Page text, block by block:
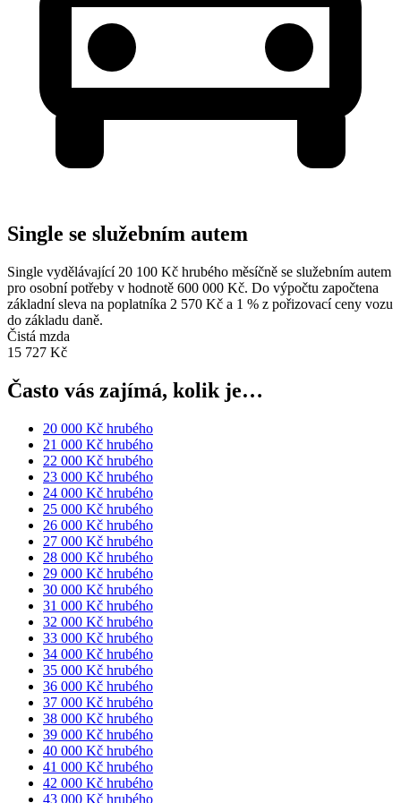
Single se služebním autem
Single vydělávající 20 100 Kč hrubého měsíčně se služebním autem
pro osobní potřeby v hodnotě 600 000 Kč. Do výpočtu započtena
základní sleva na poplatníka 2 570 Kč a 1 % z pořizovací ceny vozu
do základu daně.
Čistá mzda
15 727 Kč
Často vás zajímá, kolik je…
20 000 Kč hrubého
21 000 Kč hrubého
22 000 Kč hrubého
23 000 Kč hrubého
24 000 Kč hrubého
25 000 Kč hrubého
26 000 Kč hrubého
27 000 Kč hrubého
28 000 Kč hrubého
29 000 Kč hrubého
30 000 Kč hrubého
31 000 Kč hrubého
32 000 Kč hrubého
33 000 Kč hrubého
34 000 Kč hrubého
35 000 Kč hrubého
36 000 Kč hrubého
37 000 Kč hrubého
38 000 Kč hrubého
39 000 Kč hrubého
40 000 Kč hrubého
41 000 Kč hrubého
42 000 Kč hrubého
43 000 Kč hrubého